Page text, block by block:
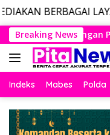
PUBLIK
Langsung
ke
konten
Breaking News
Air Bandung –
Indeks Mabes Polda